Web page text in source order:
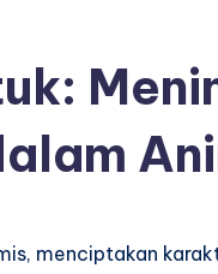
menciptakan